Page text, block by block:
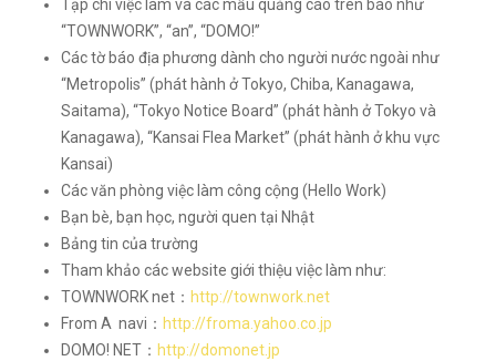
Tạp chí việc làm và các mẩu quảng cáo trên báo như
“TOWNWORK”, “an”, “DOMO!”
Các tờ báo địa phương dành cho người nước ngoài như
“Metropolis” (phát hành ở Tokyo, Chiba, Kanagawa,
Saitama), “Tokyo Notice Board” (phát hành ở Tokyo và
Kanagawa), “Kansai Flea Market” (phát hành ở khu vực
Kansai)
Các văn phòng việc làm công cộng (Hello Work)
Bạn bè, bạn học, người quen tại Nhật
Bảng tin của trường
Tham khảo các website giới thiệu việc làm như:
TOWNWORK net： http://townwork.net
From A navi： http://froma.yahoo.co.jp
DOMO! NET： http://domonet.jp